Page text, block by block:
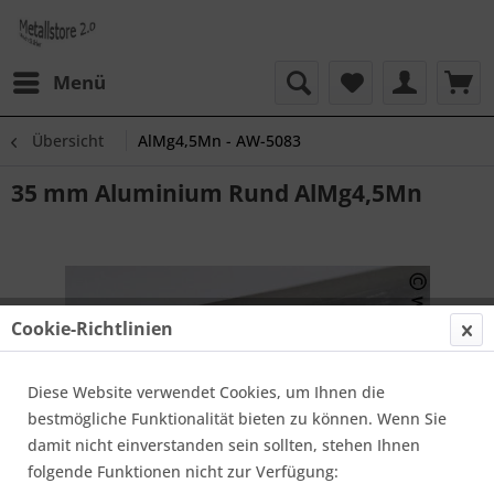
Menü
Übersicht AlMg4,5Mn - AW-5083
35 mm Aluminium Rund AlMg4,5Mn
Cookie-Richtlinien
Diese Website verwendet Cookies, um Ihnen die
bestmögliche Funktionalität bieten zu können. Wenn Sie
damit nicht einverstanden sein sollten, stehen Ihnen
folgende Funktionen nicht zur Verfügung: